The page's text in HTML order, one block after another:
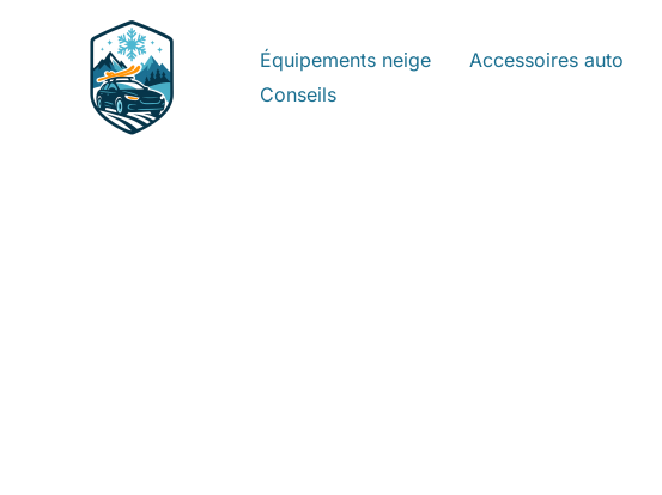
Équipements neige Accessoires auto
Conseils